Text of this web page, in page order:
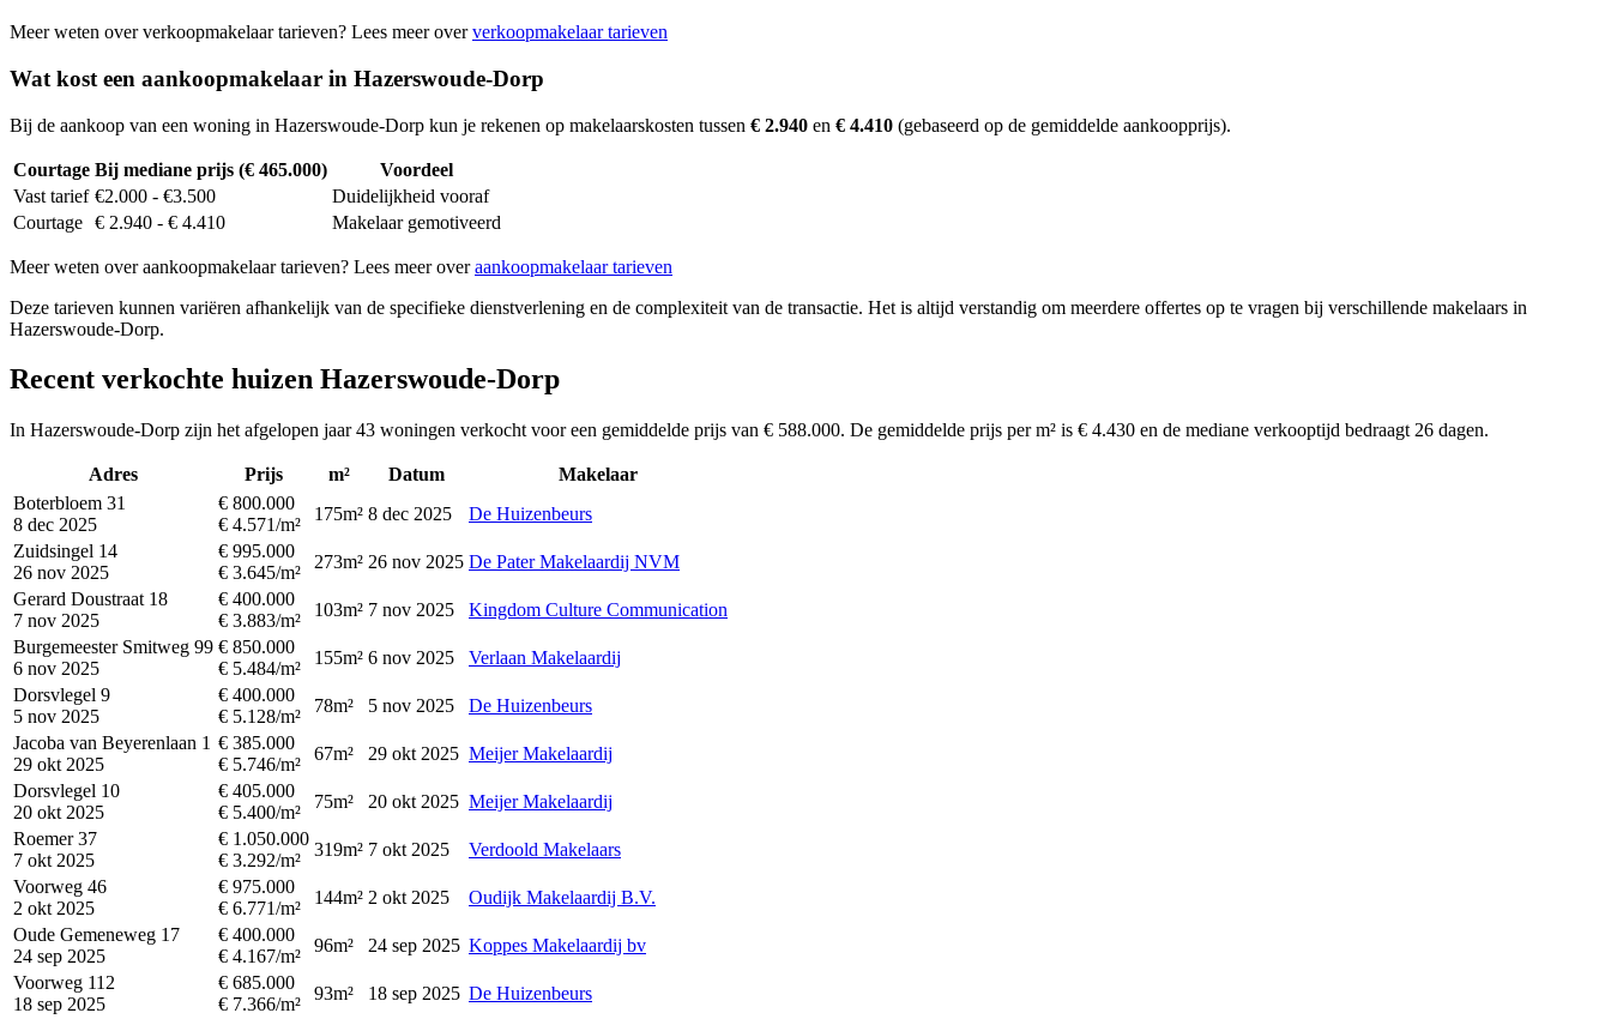
Meer weten over verkoopmakelaar tarieven? Lees meer oververkoopmakelaar tarieven
Wat kost een aankoopmakelaar in Hazerswoude-Dorp
Bij de aankoop van een woning in Hazerswoude-Dorp kun je rekenen op makelaarskosten tussen € 2.940 en € 4.410 (gebaseerd op de gemiddelde aankoopprijs).
Courtage Bij mediane prijs (€ 465.000)
Voordeel
Vast tarief €2.000 - €3.500
Duidelijkheid vooraf
Courtage € 2.940 - € 4.410 Makelaar gemotiveerd
Meer weten over aankoopmakelaar tarieven? Lees meer overaankoopmakelaar tarieven
Deze tarieven kunnen variëren afhankelijk van de specifieke dienstverlening en de complexiteit van de transactie. Het is altijd verstandig om meerdere offertes op te vragen bij verschillende makelaars in
Hazerswoude-Dorp.
Recent verkochte huizen Hazerswoude-Dorp
In Hazerswoude-Dorp zijn het afgelopen jaar 43 woningen verkocht voor een gemiddelde prijs van € 588.000. De gemiddelde prijs per m² is € 4.430 en de mediane verkooptijd bedraagt 26 dagen.
Adres Prijs m² Datum
Makelaar
Boterbloem 31
8 dec 2025
€ 800.000
€ 4.571/m²
175m² 8 dec 2025
De Huizenbeurs
Zuidsingel 14
26 nov 2025
€ 995.000
€ 3.645/m²
273m² 26 nov 2025 De Pater Makelaardij NVM
Gerard Doustraat 18
7 nov 2025
€ 400.000
€ 3.883/m²
103m² 7 nov 2025
Kingdom Culture Communication
Burgemeester Smitweg 99
6 nov 2025
€ 850.000
€ 5.484/m²
155m² 6 nov 2025
Verlaan Makelaardij
Dorsvlegel 9
5 nov 2025
€ 400.000
€ 5.128/m²
78m² 5 nov 2025
De Huizenbeurs
Jacoba van Beyerenlaan 1
29 okt 2025
€ 385.000
€ 5.746/m²
67m² 29 okt 2025 Meijer Makelaardij
Dorsvlegel 10
20 okt 2025
€ 405.000
€ 5.400/m²
75m² 20 okt 2025 Meijer Makelaardij
Roemer 37
7 okt 2025
€ 1.050.000
€ 3.292/m²
319m² 7 okt 2025
Verdoold Makelaars
Voorweg 46
2 okt 2025
€ 975.000
€ 6.771/m²
144m² 2 okt 2025
Oudijk Makelaardij B.V.
Oude Gemeneweg 17
24 sep 2025
€ 400.000
€ 4.167/m²
96m² 24 sep 2025 Koppes Makelaardij bv
Voorweg 112
18 sep 2025
€ 685.000
€ 7.366/m²
93m² 18 sep 2025 De Huizenbeurs